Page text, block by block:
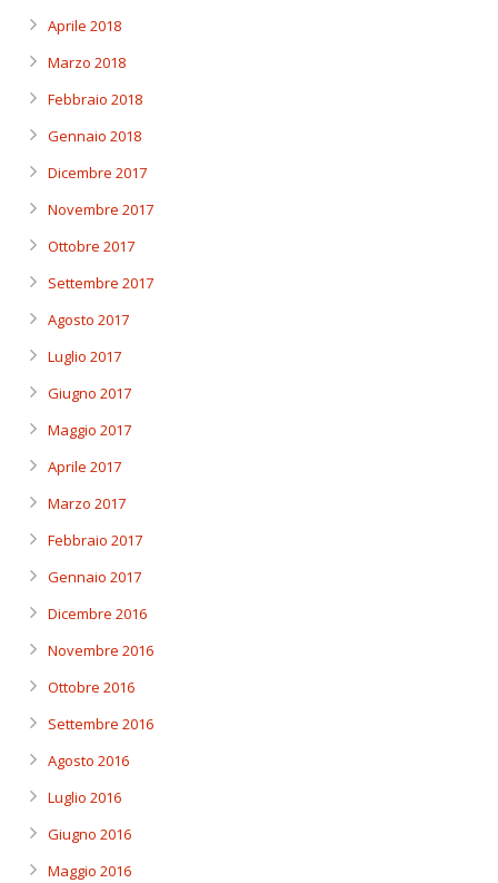
Aprile 2018
Marzo 2018
Febbraio 2018
Gennaio 2018
Dicembre 2017
Novembre 2017
Ottobre 2017
Settembre 2017
Agosto 2017
Luglio 2017
Giugno 2017
Maggio 2017
Aprile 2017
Marzo 2017
Febbraio 2017
Gennaio 2017
Dicembre 2016
Novembre 2016
Ottobre 2016
Settembre 2016
Agosto 2016
Luglio 2016
Giugno 2016
Maggio 2016